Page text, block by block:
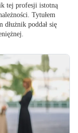
tej profesji istotną
Tytułem
poddał się